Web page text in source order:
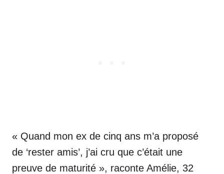
« Quand mon ex de cinq ans m’a proposé
de ‘rester amis’, j’ai cru que c’était une
preuve de maturité », raconte Amélie, 32